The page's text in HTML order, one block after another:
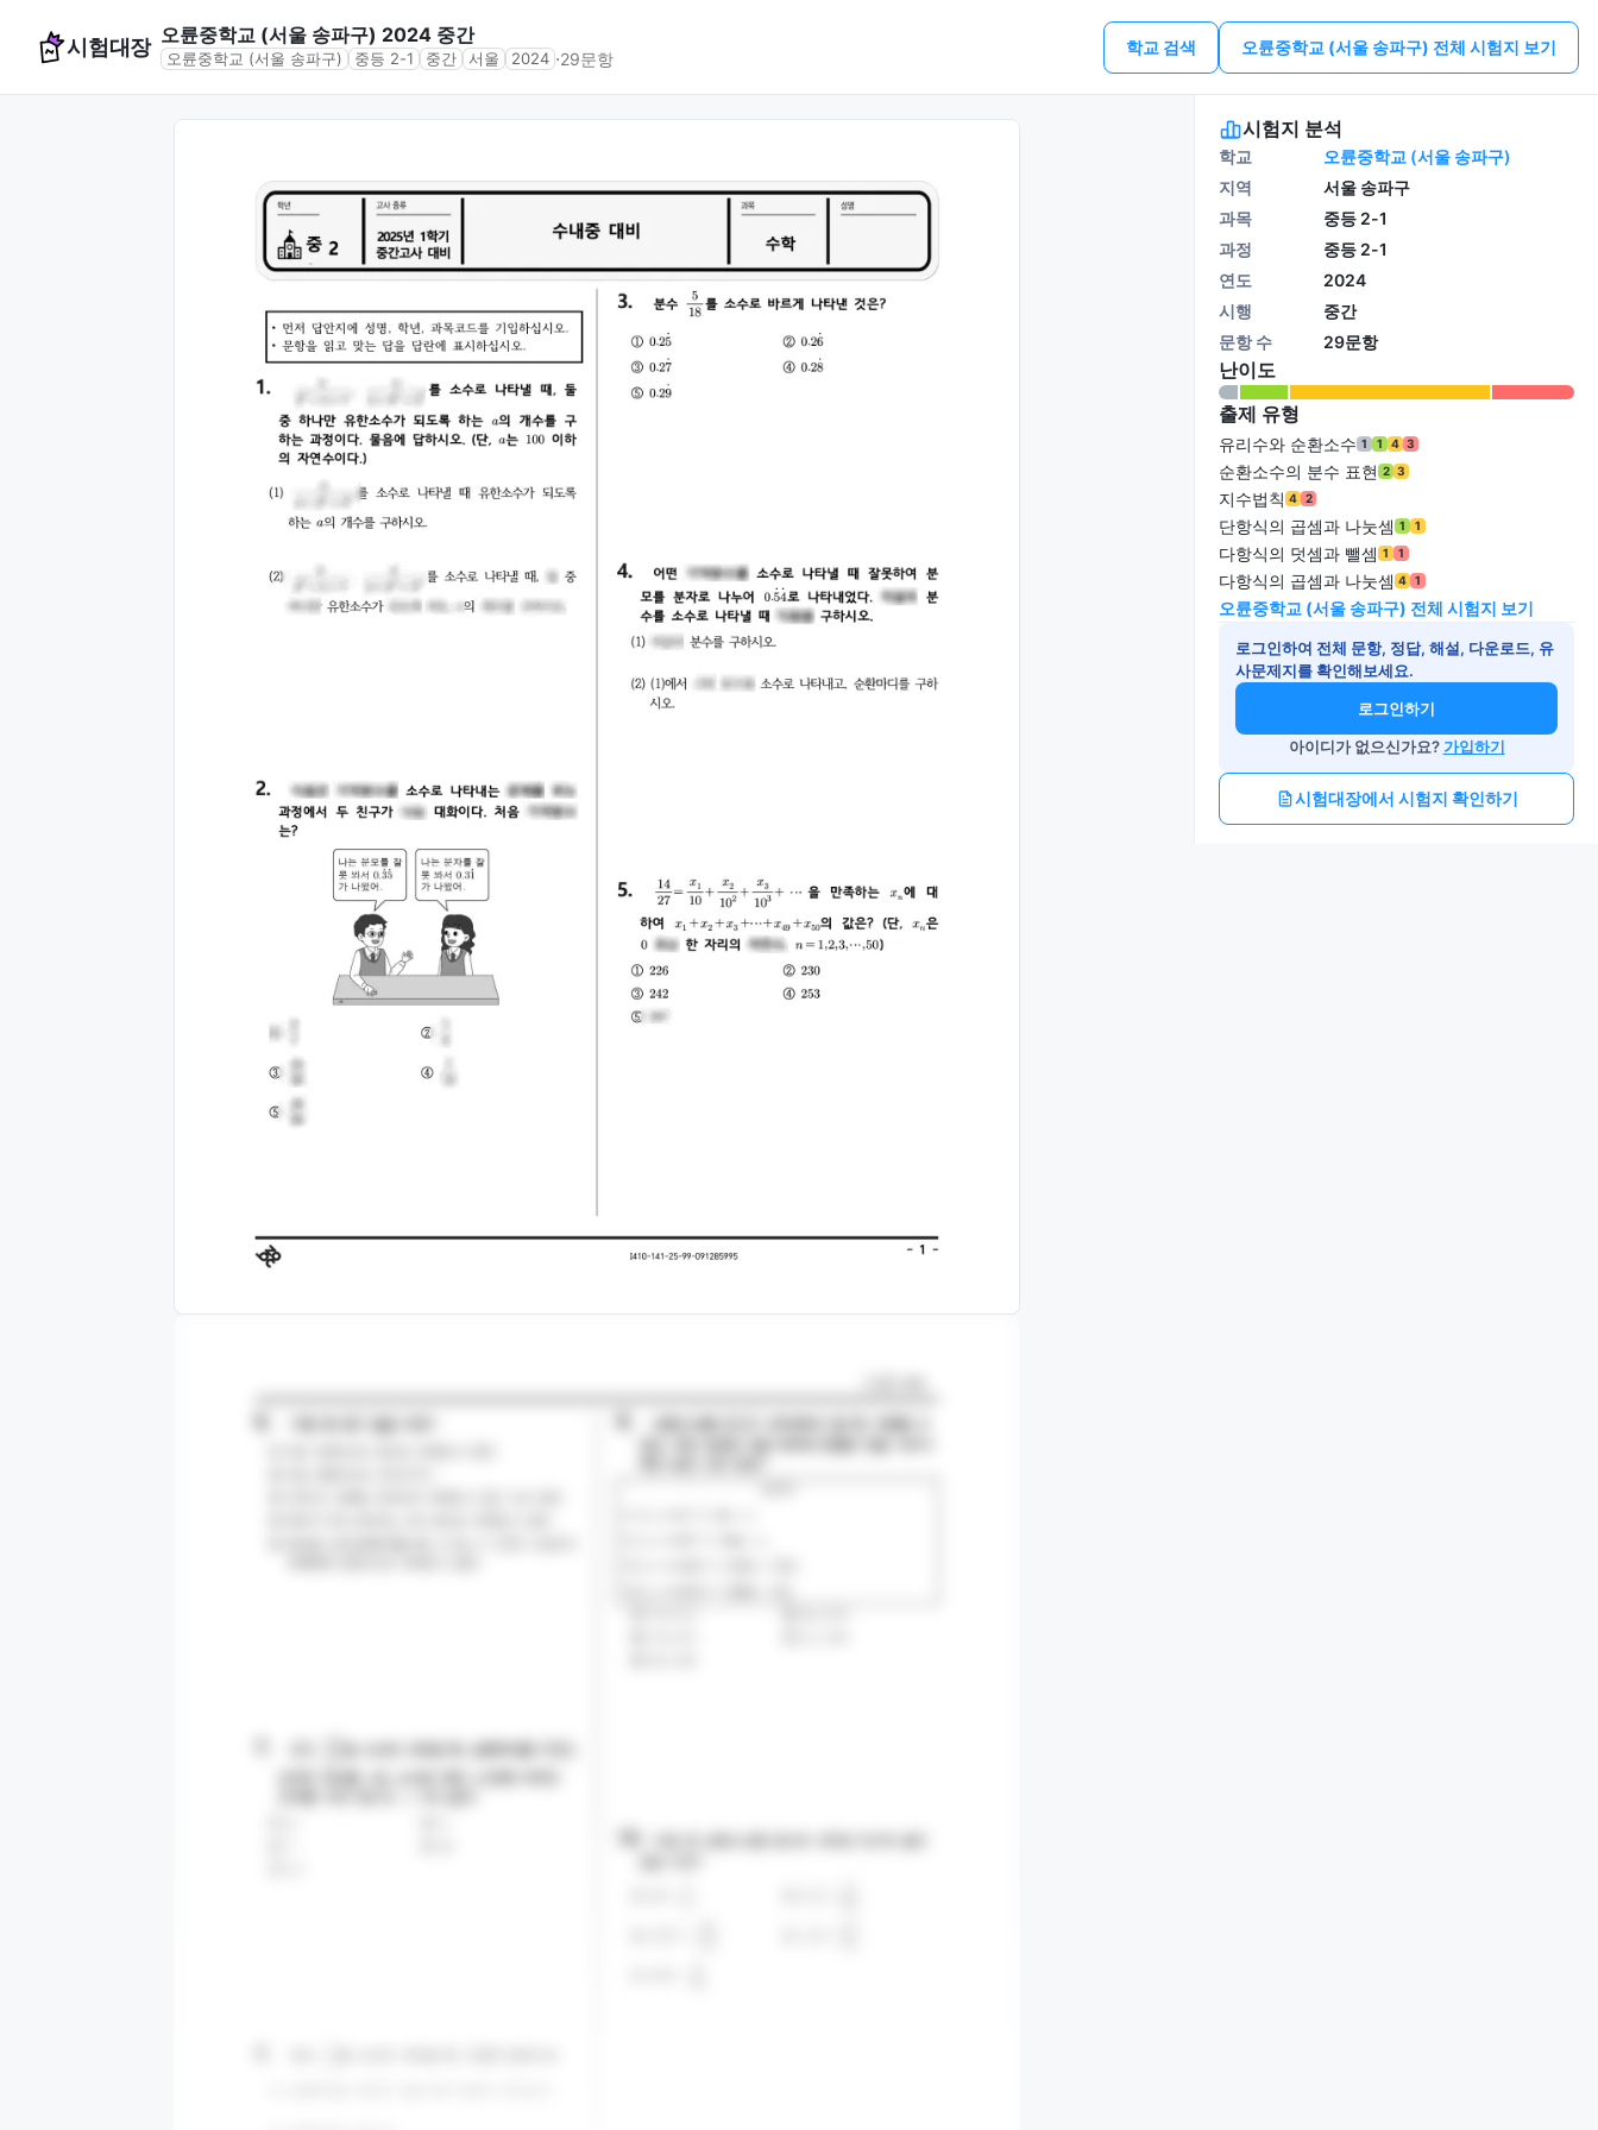
시험대장 오륜중학교 (서울 송파구) 2024 중간
오륜중학교 (서울 송파구) 중등 2-1 중간 서울 2024 ⋅29문항
학교 검색 오륜중학교 (서울 송파구) 전체 시험지 보기
시험지 분석
학교
오륜중학교 (서울 송파구)
지역
서울 송파구
과목
중등 2-1
과정
중등 2-1
연도
2024
시행
중간
문항 수
29문항
난이도
출제 유형
유리수와 순환소수 1 1 4 3
순환소수의 분수 표현 2 3
지수법칙 4 2
단항식의 곱셈과 나눗셈 1 1
다항식의 덧셈과 뺄셈 1 1
다항식의 곱셈과 나눗셈 4 1
오륜중학교 (서울 송파구) 전체 시험지 보기
로그인하여 전체 문항, 정답, 해설, 다운로드, 유
사문제지를 확인해보세요.
로그인하기
아이디가 없으신가요?가입하기
시험대장에서 시험지 확인하기